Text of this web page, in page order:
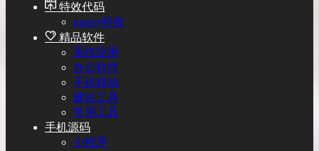
特效代码
jquery特效
精品软件
系统应用
办公软件
手机移动
建站工具
常用工具
手机源码
小程序